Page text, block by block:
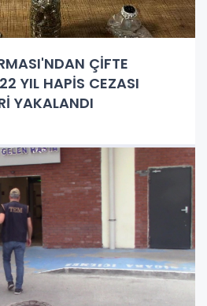
ÇİFTE
YIL HAPİS CEZASI
YAKALANDI